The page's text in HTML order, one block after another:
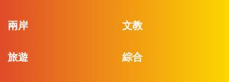
兩岸 文教
旅遊 綜合